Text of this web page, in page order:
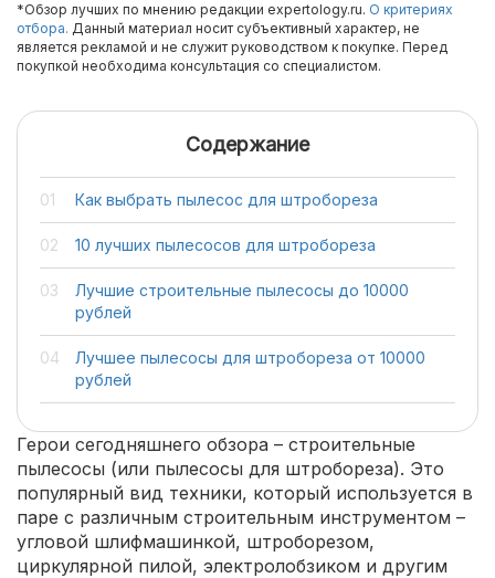
*Обзор лучших по мнению редакции expertology.ru. О критериях
отбора. Данный материал носит субъективный характер, не
является рекламой и не служит руководством к покупке. Перед
покупкой необходима консультация со специалистом.
Содержание
Как выбрать пылесос для штробореза
10 лучших пылесосов для штробореза
Лучшие строительные пылесосы до 10000
рублей
Лучшее пылесосы для штробореза от 10000
рублей
Герои сегодняшнего обзора – строительные
пылесосы (или пылесосы для штробореза). Это
популярный вид техники, который используется в
паре с различным строительным инструментом –
угловой шлифмашинкой, штроборезом,
циркулярной пилой, электролобзиком и другим